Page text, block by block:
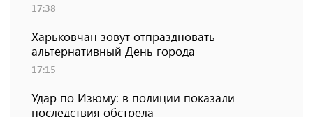
17:38
Харьковчан зовут отпраздновать
альтернативный День города
17:15
Удар по Изюму: в полиции показали
последствия обстрела